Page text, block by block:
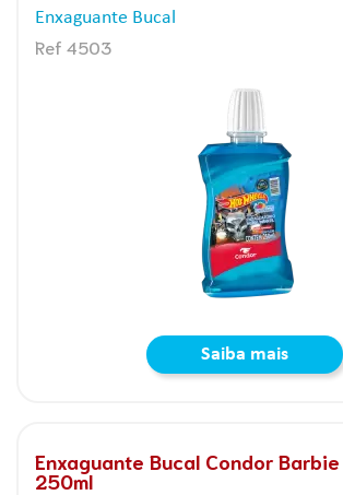
Enxaguante Bucal
Ref 4503
Saiba mais
Enxaguante Bucal Condor
250ml